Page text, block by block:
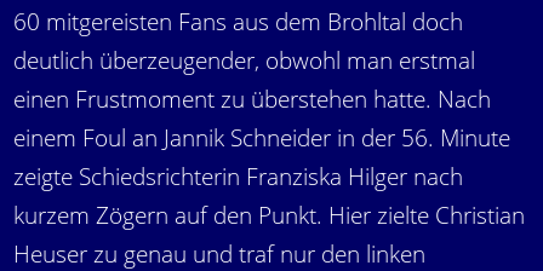
60 mitgereisten Fans aus dem Brohltal doch
deutlich überzeugender, obwohl man erstmal
einen Frustmoment zu überstehen hatte. Nach
einem Foul an Jannik Schneider in der 56. Minute
zeigte Schiedsrichterin Franziska Hilger nach
kurzem Zögern auf den Punkt. Hier zielte Christian
Heuser zu genau und traf nur den linken